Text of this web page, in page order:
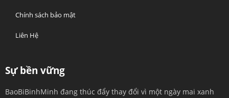
Chính sách bảo mật
Liên Hệ
Sự bền vững
BaoBiBinhMinh đang thúc đẩy thay đổi vì một ngày mai xanh